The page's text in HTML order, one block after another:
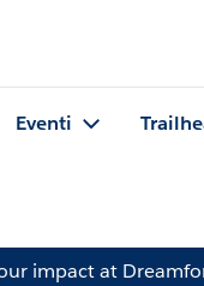
Eventi
impact at